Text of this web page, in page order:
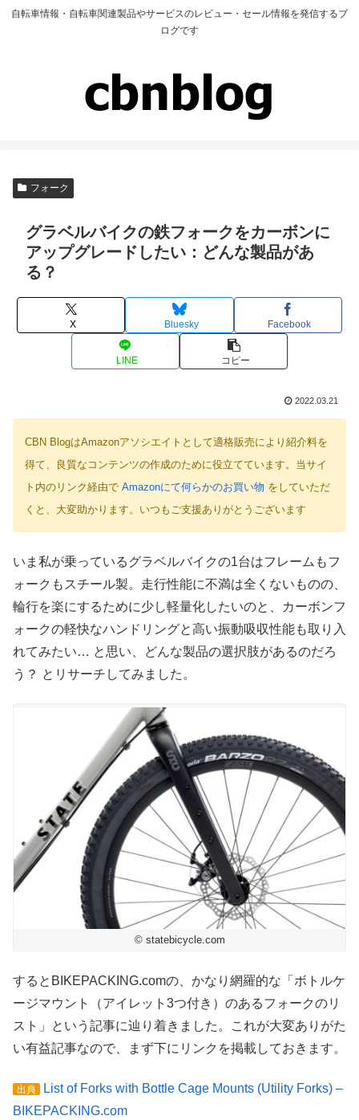
自転車情報・自転車関連製品やサービスのレビュー・セール情報を発信するブ
ログです
フォーク
グラベルバイクの鉄フォークをカーボンに
アップグレードしたい：どんな製品があ
る？
X Bluesky Facebook
LINE コピー
2022.03.21
CBN BlogはAmazonアソシエイトとして適格販売により紹介料を
得て、良質なコンテンツの作成のために役立てています。当サイ
ト内のリンク経由で Amazonにて何らかのお買い物 をしていただ
くと、大変助かります。いつもご支援ありがとうございます
いま私が乗っているグラベルバイクの1台はフレームもフ
ォークもスチール製。走行性能に不満は全くないものの、
輪行を楽にするために少し軽量化したいのと、カーボンフ
ォークの軽快なハンドリングと高い振動吸収性能も取り入
れてみたい… と思い、どんな製品の選択肢があるのだろ
う？ とリサーチしてみました。
© statebicycle.com
するとBIKEPACKING.comの、かなり網羅的な「ボトルケ
ージマウント（アイレット3つ付き）のあるフォークのリ
スト」という記事に辿り着きました。これが大変ありがた
い有益記事なので、まず下にリンクを掲載しておきます。
出典
List of Forks with Bottle Cage Mounts (Utility Forks) –
BIKEPACKING.com